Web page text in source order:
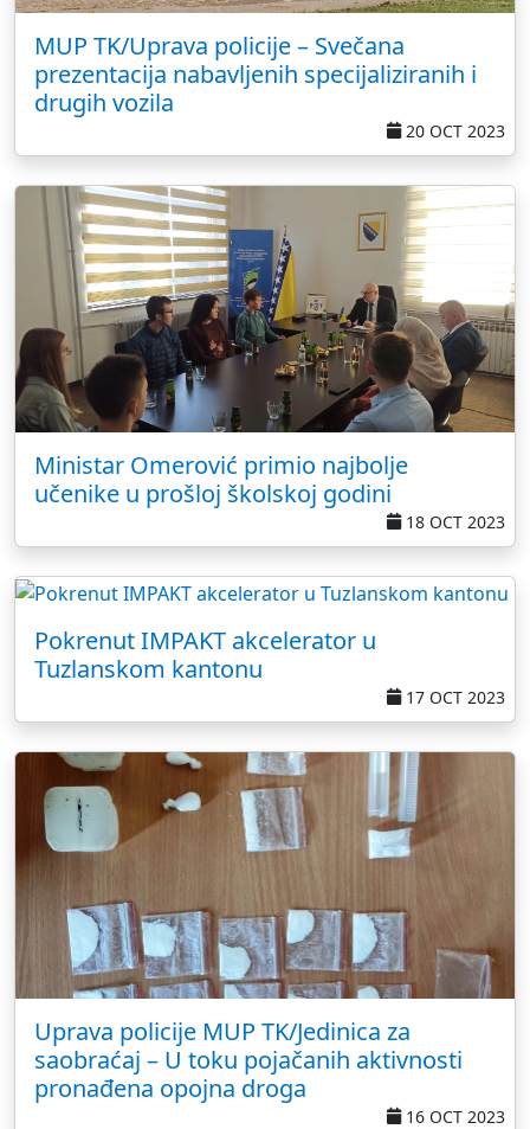
MUP TK/Uprava policije – Svečana
prezentacija nabavljenih specijaliziranih i
drugih vozila
20 OCT 2023
Ministar Omerović primio najbolje
učenike u prošloj školskoj godini
18 OCT 2023
Pokrenut IMPAKT akcelerator u
Tuzlanskom kantonu
17 OCT 2023
Uprava policije MUP TK/Jedinica za
saobraćaj – U toku pojačanih aktivnosti
pronađena opojna droga
16 OCT 2023